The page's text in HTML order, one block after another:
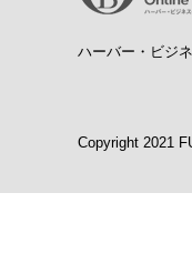
ハーバー・ビジ
Copyright 2021